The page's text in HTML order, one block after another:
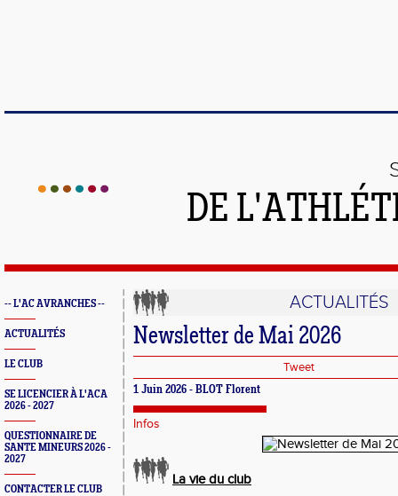
DE
-- L'AC AVRANCHES --
ACTUALITÉS
LE CLUB
SE LICENCIER À L'ACA
2026 - 2027
QUESTIONNAIRE DE
SANTE MINEURS 2026 -
2027
CONTACTER LE CLUB
ACTUALITÉS
Newsletter de Mai 2026
Tweet
1 Juin 2026 - BLOT Florent
Infos
La vie du club